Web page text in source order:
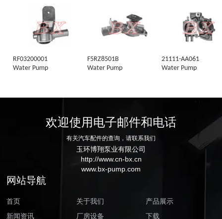
RF03200001
Water Pump
F5RZ8501B
Water Pump
21111-AA061
Water Pump
欢迎使用电子邮件和电话
有关汽车配件的查询，请联系我们
玉环博翔泵业有限公司
http://www.cn-bx.cn
www.bx-pump.com
网站导航
首页 关于我们
产品展示
新闻资讯
厂房设备
下载